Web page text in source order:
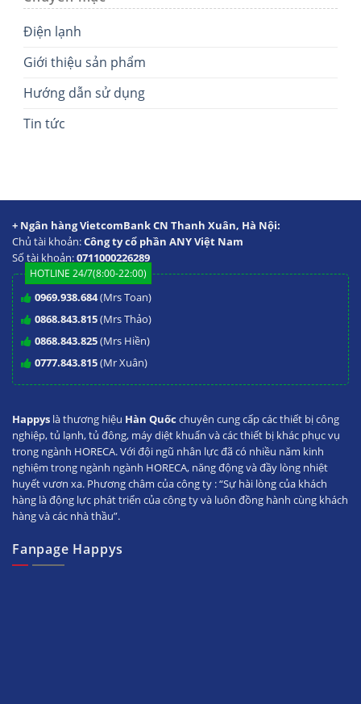
Điện lạnh
Giới thiệu sản phẩm
Hướng dẫn sử dụng
Tin tức
+ Ngân hàng VietcomBank CN Thanh Xuân, Hà Nội:
Chủ tài khoản:Công ty cổ phần ANY Việt Nam
Số tài khoản:0711000226289
HOTLINE 24/7(8:00-22:00)
0969.938.684(Mrs Toan)
0868.843.815(Mrs Thảo)
0868.843.825(Mrs Hiền)
0777.843.815(Mr Xuân)
Happys là thương hiệu Hàn Quốc chuyên cung cấp các thiết bị công
nghiệp, tủ lạnh, tủ đông, máy diệt khuẩn và các thiết bị khác phục vụ
trong ngành HORECA. Với đội ngũ nhân lực đã có nhiều năm kinh
nghiệm trong ngành ngành HORECA, năng động và đầy lòng nhiệt
huyết vươn xa. Phương châm của công ty : “Sự hài lòng của khách
hàng là động lực phát triển của công ty và luôn đồng hành cùng khách
hàng và các nhà thầu”.
Fanpage Happys